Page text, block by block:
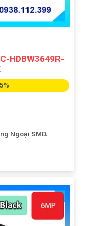
HDBW3649R-
Ngoại SMD.